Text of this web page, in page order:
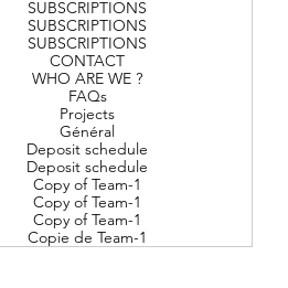
SUBSCRIPTIONS
SUBSCRIPTIONS
SUBSCRIPTIONS
CONTACT
WHO ARE WE ?
FAQs
Projects
Général
Deposit schedule
Deposit schedule
Copy of Team-1
Copy of Team-1
Copy of Team-1
Copie de Team-1